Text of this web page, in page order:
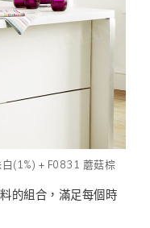
(1%) + F0831 蘑菇棕
的組合，滿足每個時